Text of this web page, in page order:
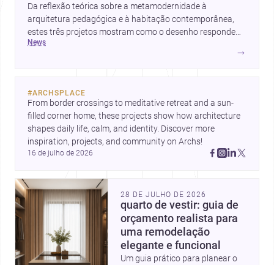
Da reflexão teórica sobre a metamodernidade à
arquitetura pedagógica e à habitação contemporânea,
estes três projetos mostram como o desenho responde
hoje a emoção, uso e contexto. Para arquitetos, são
pistas valiosas sobre como criar espaços mais humanos,
news
→
#ARCHSPLACE
From border crossings to meditative retreat and a sun-
filled corner home, these projects show how architecture
shapes daily life, calm, and identity. Discover more
inspiration, projects, and community on Archs!
16 de julho de 2026
28 DE JULHO DE 2026
quarto de vestir: guia de
orçamento realista para
uma remodelação
elegante e funcional
Um guia prático para planear o